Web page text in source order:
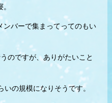
ンバーで集まってってのもい
のですが、ありがたいこと
の規模になりそうです。